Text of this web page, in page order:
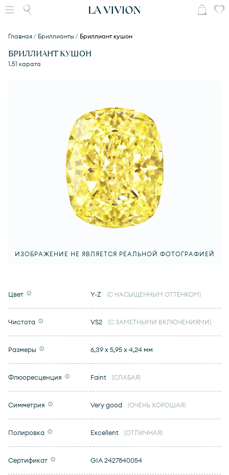
Главная Бриллианты Бриллиант кушон
БРИЛЛИАНТ КУШОН
1.51 карата
ИЗОБРАЖЕНИЕ НЕ ЯВЛЯЕТСЯ РЕАЛЬНОЙ ФОТОГРАФИЕЙ
Цвет Y-Z (С НАСЫЩЕННЫМ ОТТЕНКОМ)
Чистота VS2 (С ЗАМЕТНЫМИ ВКЛЮЧЕНИЯМИ)
Размеры 6,39 x 5,95 x 4,24 мм
Флюоресценция Faint (СЛАБАЯ)
Симметрия Very good (ОЧЕНЬ ХОРОШАЯ)
Полировка Excellent (ОТЛИЧНАЯ)
Сертификат GIA 2427840054